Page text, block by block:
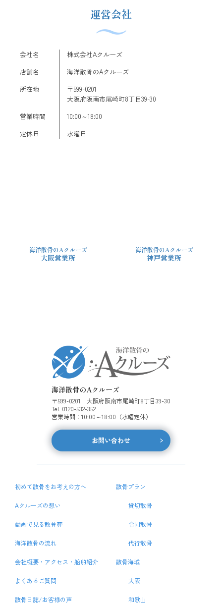
運営会社
会社名
株式会社Aクルーズ
店舗名
海洋散骨のAクルーズ
所在地
〒599-0201
大阪府阪南市尾崎町8丁目39-30
営業時間
10:00～18:00
定休日
水曜日
海洋散骨のAクルーズ
大阪営業所
海洋散骨のAクルーズ
神戸営業所
海洋散骨のAクルーズ
〒599-0201 大阪府阪南市尾崎町8丁目39-30
Tel. 0120-532-352
営業時間：10:00～18:00（水曜定休）
お問い合わせ
初めて散骨をお考えの方へ
Aクルーズの想い
動画で見る散骨葬
海洋散骨の流れ
会社概要・アクセス・船舶紹介
よくあるご質問
散骨日誌/お客様の声
散骨プラン
貸切散骨
合同散骨
代行散骨
散骨海域
大阪
和歌山